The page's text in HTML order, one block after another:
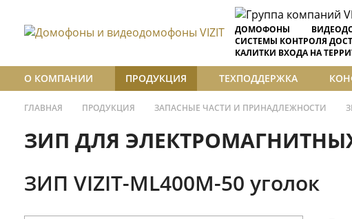
ДОМОФОНЫ
СИСТЕМЫ КОНТРОЛЯ
КАЛИТКИ ВХОДА НА
О КОМПАНИИ ПРОДУКЦИЯ ТЕХПОДДЕРЖКА
ГЛАВНАЯ ПРОДУКЦИЯ ЗАПАСНЫЕ ЧАСТИ И ПРИНАДЛЕЖНОСТИ
ЗИП ДЛЯ
ЗИП VIZIT-ML400M-50 уголок